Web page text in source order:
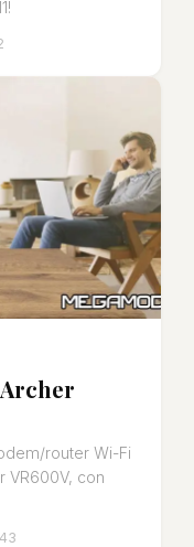
router Wi-Fi
VR600V, con